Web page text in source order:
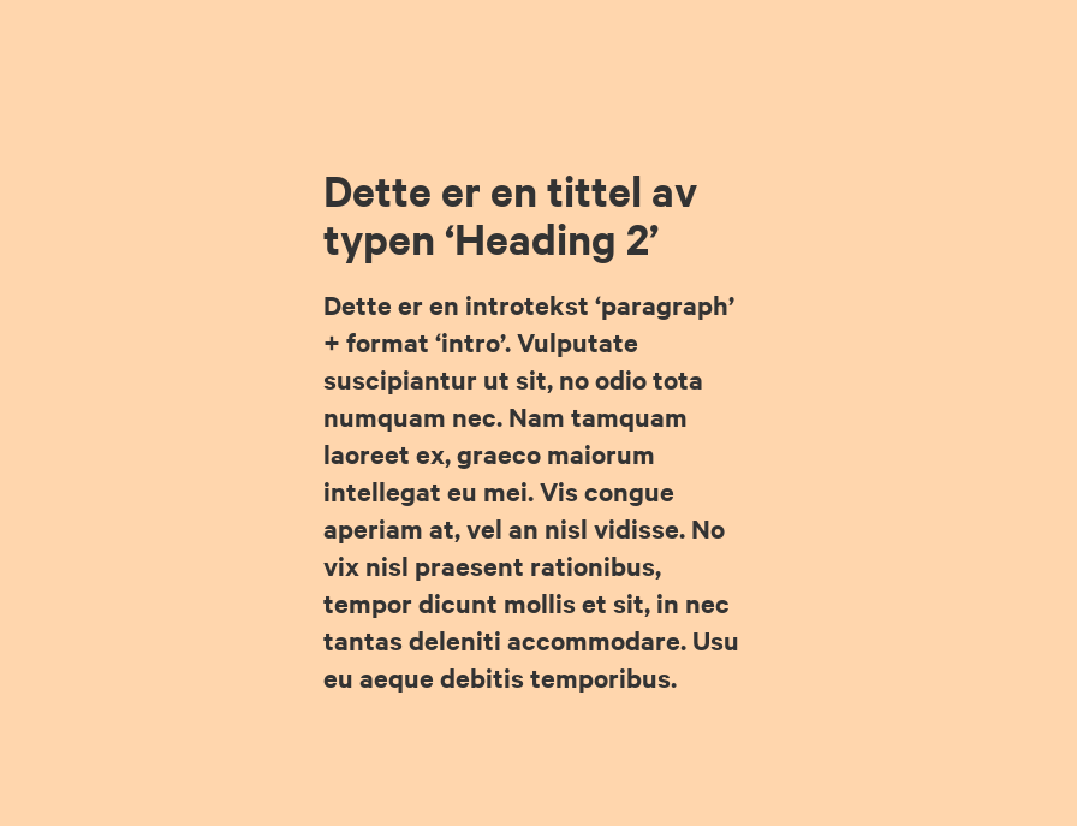
Dette er en tittel av
typen ‘Heading 2’
Dette er en introtekst ‘paragraph’
+ format ‘intro’. Vulputate
suscipiantur ut sit, no odio tota
numquam nec. Nam tamquam
laoreet ex, graeco maiorum
intellegat eu mei. Vis congue
aperiam at, vel an nisl vidisse. No
vix nisl praesent rationibus,
tempor dicunt mollis et sit, in nec
tantas deleniti accommodare. Usu
eu aeque debitis temporibus.